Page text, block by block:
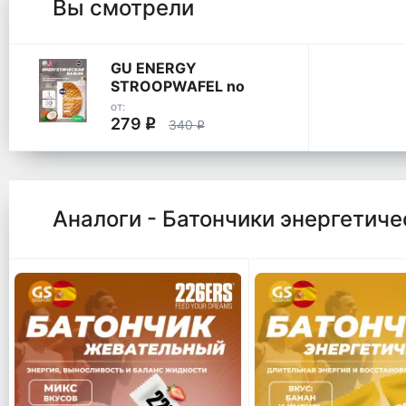
Вы смотрели
GU ENERGY
STROOPWAFEL no
caffeine
от:
279 q 340q
Аналоги - Батончики